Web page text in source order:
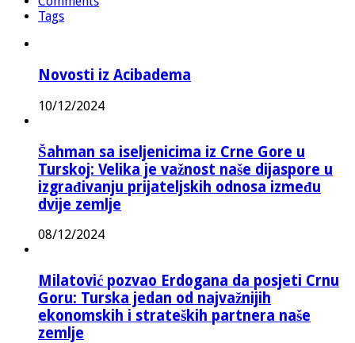
Tags
Novosti iz Acibadema
10/12/2024
Šahman sa iseljenicima iz Crne Gore u
Turskoj: Velika je važnost naše dijaspore u
izgrađivanju prijateljskih odnosa između
dvije zemlje
08/12/2024
Milatović pozvao Erdogana da posjeti Crnu
Goru: Turska jedan od najvažnijih
ekonomskih i strateških partnera naše
zemlje